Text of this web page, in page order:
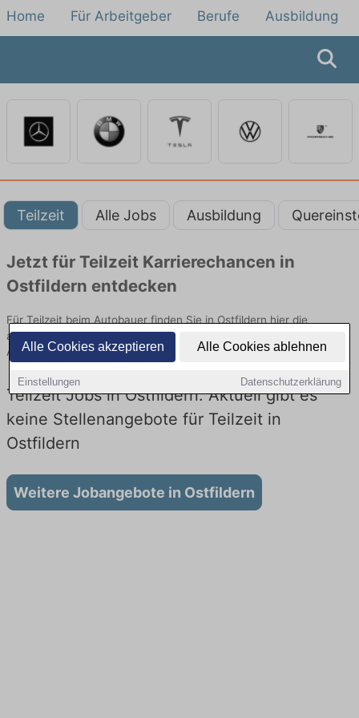
Alle Cookies akzeptieren Alle Cookies ablehnen
Einstellungen Datenschutzerklärung
Home Für Arbeitgeber Berufe Ausbildung
Teilzeit Alle Jobs Ausbildung
Jetzt für Teilzeit Karrierechancen in
Ostfildern entdecken
Für Teilzeit beim Autobauer finden Sie in Ostfildern hier die
aktuellsten Angebote. Entdecken Sie freie Optionen von Top-
Arbeitgebern und bewerben Sie sich noch heute.
Teilzeit Jobs in Ostfildern: Aktuell gibt es
keine Stellenangebote für Teilzeit in
Ostfildern
Weitere Jobangebote in Ostfildern